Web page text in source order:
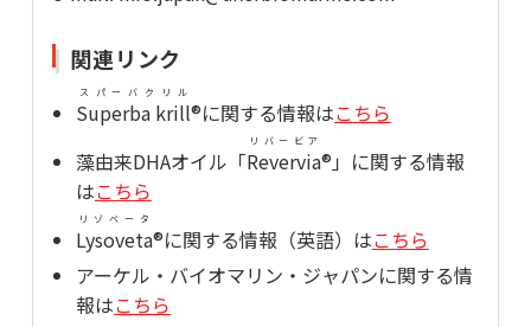
関連リンク
Superba krill
スパーバクリル
®に関する情報はこちら
藻由来DHAオイル「Revervia
リバービア
®」に関する情報
はこちら
Lysoveta
リゾベータ
®に関する情報（英語）はこちら
アーケル・バイオマリン・ジャパンに関する情
報はこちら